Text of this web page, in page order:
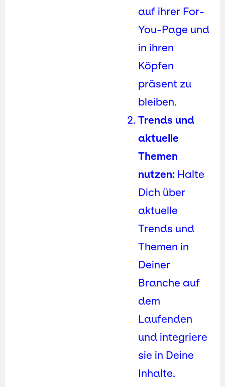
auf ihrer For-
You-Page und
in ihren
Köpfen
präsent zu
bleiben.
Trends und
aktuelle
Themen
nutzen: Halte
Dich über
aktuelle
Trends und
Themen in
Deiner
Branche auf
dem
Laufenden
und integriere
sie in Deine
Inhalte.